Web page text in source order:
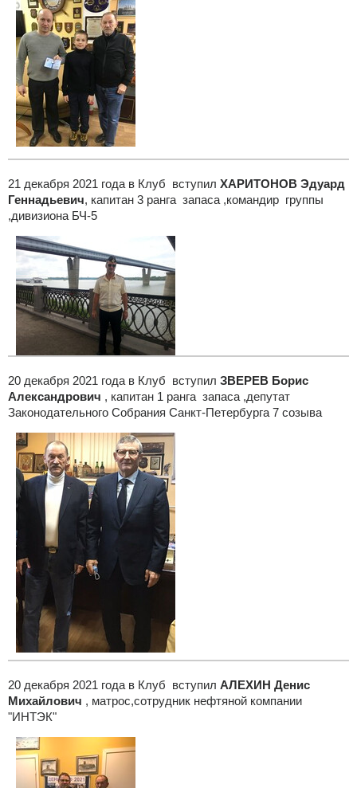
21 декабря 2021 года в Клуб вступил ХАРИТОНОВ Эдуард
Геннадьевич, капитан 3 ранга запаса ,командир группы
,дивизиона БЧ-5
20 декабря 2021 года в Клуб вступил ЗВЕРЕВ Борис
Александрович , капитан 1 ранга запаса ,депутат
Законодательного Собрания Санкт-Петербурга 7 созыва
20 декабря 2021 года в Клуб вступил АЛЕХИН Денис
Михайлович , матрос,сотрудник нефтяной компании
"ИНТЭК"